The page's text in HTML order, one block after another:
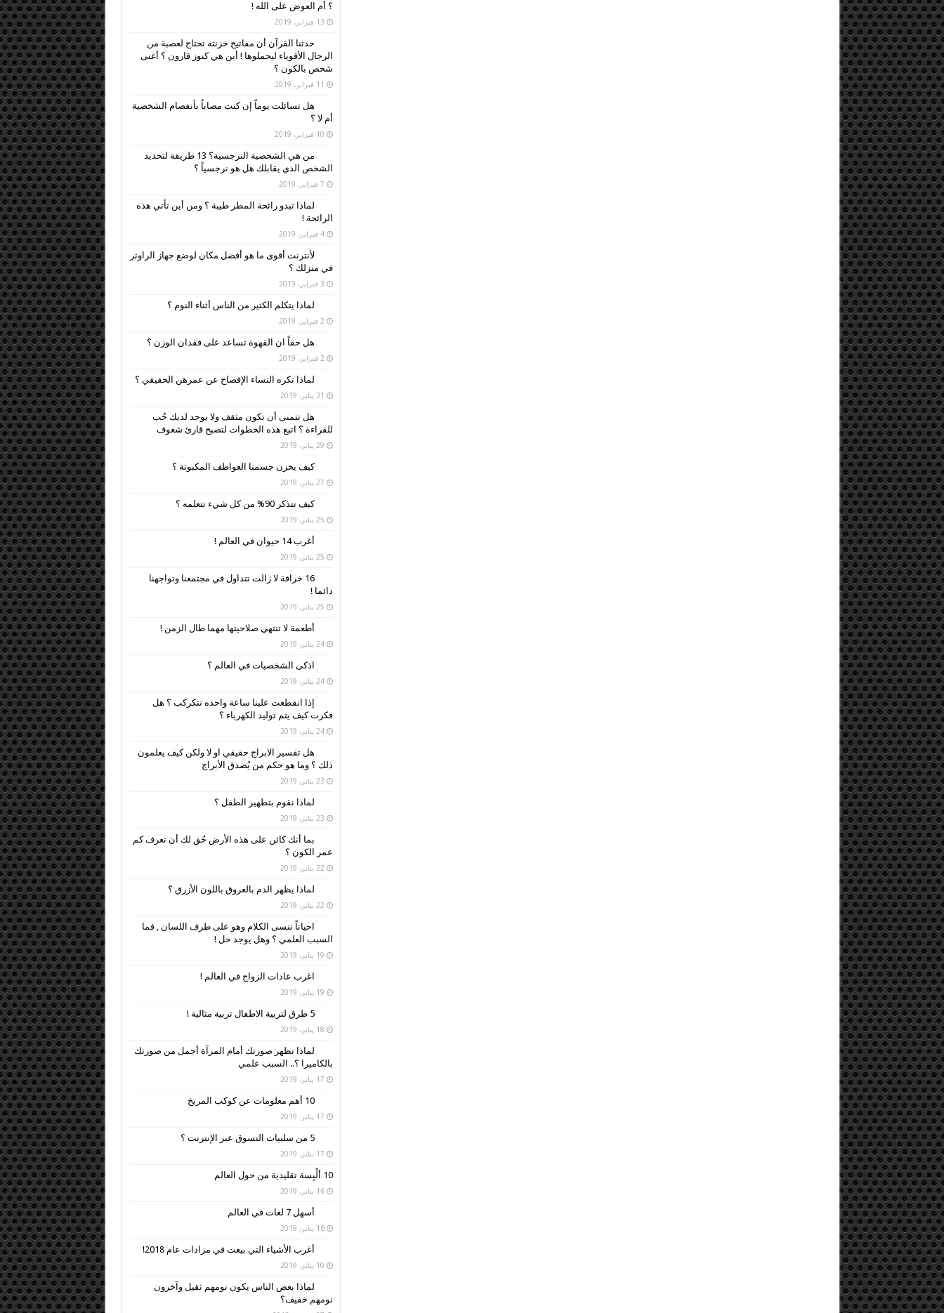
؟ أم العوض على الله !
13 فبراير، 2019
حدثنا القرآن أن مفاتيح خزنته تحتاج لعصبة من
الرجال الأقوياء ليحملوها ! أين هي كنوز قارون ؟ أغنى
شخص بالكون ؟
11 فبراير، 2019
هل تسائلت يوماً إن كنت مصاباً بأنفصام الشخصية
أم لا ؟
10 فبراير، 2019
من هي الشخصية النرجسية؟ 13 طريقة لتحديد
الشخص الذي يقابلك هل هو نرجسياً ؟
7 فبراير، 2019
لماذا تبدو رائحة المطر طيبة ؟ ومن أين تأتي هذه
الرائحة !
4 فبراير، 2019
لأنترنت أقوى ما هو أفضل مكان لوضع جهاز الراوتر
في منزلك ؟
3 فبراير، 2019
لماذا يتكلم الكثير من الناس أثناء النوم ؟
2 فبراير، 2019
هل حقاً ان القهوة تساعد على فقدان الوزن ؟
2 فبراير، 2019
لماذا تكره النساء الإفصاح عن عمرهن الحقيقي ؟
31 يناير، 2019
هل تتمنى أن تكون مثقف ولا يوجد لديك حُب
للقراءة ؟ اتبع هذه الخطوات لتصبح قارئ شغوف
29 يناير، 2019
كيف يخزن جسمنا العواطف المكبوتة ؟
27 يناير، 2019
كيف تتذكر 90% من كل شيء تتعلمه ؟
25 يناير، 2019
أغرب 14 حيوان في العالم !
25 يناير، 2019
16 خرافة لا زالت تتداول في مجتمعنا وتواجهنا
دائما !
25 يناير، 2019
أطعمة لا تنتهي صلاحيتها مهما طال الزمن !
24 يناير، 2019
اذكى الشخصيات في العالم ؟
24 يناير، 2019
إذا انقطعت علينا ساعة واحده نتكركب ؟ هل
فكرت كيف يتم توليد الكهرباء ؟
24 يناير، 2019
هل تفسير الابراج حقيقي او لا ولكن كيف يعلمون
ذلك ؟ وما هو حكم من يُصدق الأبراج
23 يناير، 2019
لماذا نقوم بتطهير الطفل ؟
23 يناير، 2019
بما أنك كائن على هذه الأرض حُق لك أن تعرف كم
عمر الكون ؟
22 يناير، 2019
لماذا يظهر الدم بالعروق باللون الأزرق ؟
22 يناير، 2019
احياناً ننسى الكلام وهو على طرف اللسان , فما
السبب العلمي ؟ وهل يوجد حل !
19 يناير، 2019
اغرب عادات الزواج في العالم !
19 يناير، 2019
5 طرق لتربية الاطفال تربية مثالية !
18 يناير، 2019
لماذا تظهر صورتك أمام المرآة أجمل من صورتك
بالكاميرا ؟.. السبب علمي
17 يناير، 2019
10 أهم معلومات عن كوكب المريخ
17 يناير، 2019
5 من سلبيات التسوق عبر الإنترنت ؟
17 يناير، 2019
10 ألْبِسة تقليدية من حول العالم
16 يناير، 2019
أسهل 7 لغات في العالم
16 يناير، 2019
أغرب الأشياء التي بيعت في مزادات عام 2018!
10 يناير، 2019
لماذا بعض الناس يكون نومهم ثقيل وآخرون
نومهم خفيف؟